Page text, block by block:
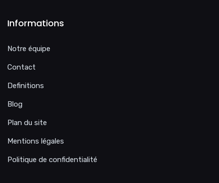
Informations
Notre équipe
Contact
Definitions
Blog
Plan du site
Mentions légales
Politique de confidentialité